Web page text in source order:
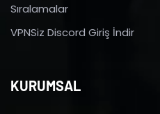
Sıralamalar
VPNSiz Discord Giriş İndir
KURUMSAL